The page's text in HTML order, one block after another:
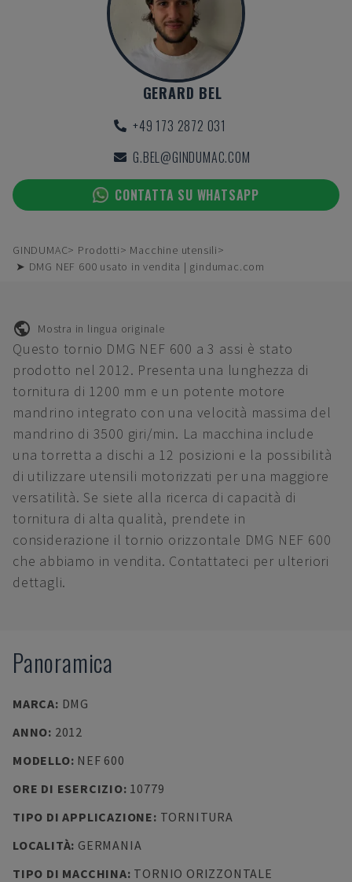
GERARD BEL
+49 173 2872 031
G.BEL@GINDUMAC.COM
CONTATTA SU WHATSAPP
GINDUMAC Prodotti
Macchine utensili
➤ DMG NEF 600 usato in vendita | gindumac.com
Mostra in lingua originale
Questo tornio DMG NEF 600 a 3 assi è stato
prodotto nel 2012. Presenta una lunghezza di
tornitura di 1200 mm e un potente motore
mandrino integrato con una velocità massima del
mandrino di 3500 giri/min. La macchina include
una torretta a dischi a 12 posizioni e la possibilità
di utilizzare utensili motorizzati per una maggiore
versatilità. Se siete alla ricerca di capacità di
tornitura di alta qualità, prendete in
considerazione il tornio orizzontale DMG NEF 600
che abbiamo in vendita. Contattateci per ulteriori
dettagli.
Panoramica
MARCA: DMG
ANNO: 2012
MODELLO: NEF 600
ORE DI ESERCIZIO: 10779
TIPO DI APPLICAZIONE: TORNITURA
LOCALITÀ: GERMANIA
TIPO DI MACCHINA: TORNIO ORIZZONTALE